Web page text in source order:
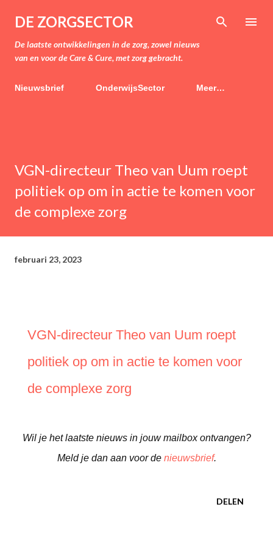
Doorgaan naar hoofdcontent
DE ZORGSECTOR
De laatste ontwikkelingen in de zorg, zowel nieuws
van en voor de Care & Cure, met zorg gebracht.
Nieuwsbrief OnderwijsSector Meer…
VGN-directeur Theo van Uum roept
politiek op om in actie te komen voor
de complexe zorg
februari 23, 2023
VGN-directeur Theo van Uum roept
politiek op om in actie te komen voor
de complexe zorg
Wil je het laatste nieuws in jouw mailbox ontvangen?
Meld je dan aan voor de nieuwsbrief.
DELEN